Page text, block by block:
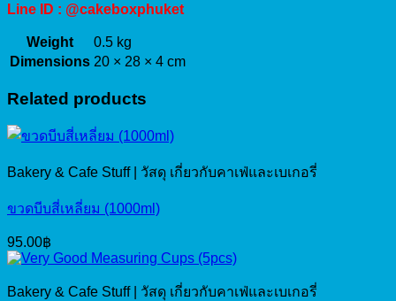
Line ID : @cakeboxphuket
Weight
0.5 kg
Dimensions 20 × 28 × 4 cm
Related products
Bakery & Cafe Stuff | วัสดุ เกี่ยวกับคาเฟ่และเบเกอรี่
ขวดบีบสี่เหลี่ยม (1000ml)
95.00฿
Bakery & Cafe Stuff | วัสดุ เกี่ยวกับคาเฟ่และเบเกอรี่